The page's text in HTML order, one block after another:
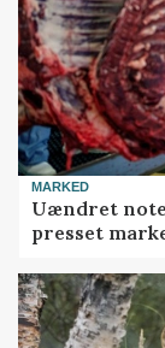
MARKED
Uændret
presset